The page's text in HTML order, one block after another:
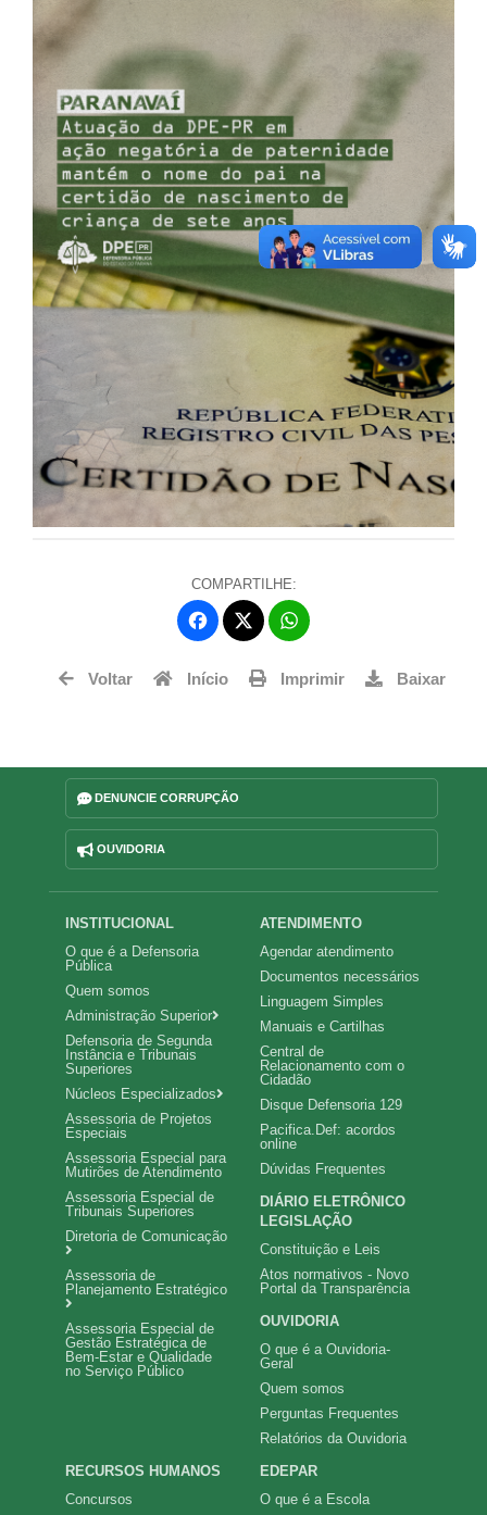
COMPARTILHE:
Facebook
Voltar Início Imprimir Baixar
DENUNCIE CORRUPÇÃO
OUVIDORIA
Navegação
principal
INSTITUCIONAL
O que é a Defensoria
Pública
Quem somos
Administração Superior
Defensoria de Segunda
Instância e Tribunais
Superiores
Núcleos Especializados
Assessoria de Projetos
Especiais
Assessoria Especial para
Mutirões de Atendimento
Assessoria Especial de
Tribunais Superiores
Diretoria de Comunicação
Assessoria de
Planejamento Estratégico
Assessoria Especial de
Gestão Estratégica de
Bem-Estar e Qualidade
no Serviço Público
ATENDIMENTO
Agendar atendimento
Documentos necessários
Linguagem Simples
Manuais e Cartilhas
Central de
Relacionamento com o
Cidadão
Disque Defensoria 129
Pacifica.Def: acordos
online
Dúvidas Frequentes
DIÁRIO ELETRÔNICO
LEGISLAÇÃO
Constituição e Leis
Atos normativos - Novo
Portal da Transparência
OUVIDORIA
O que é a Ouvidoria-
Geral
Quem somos
Perguntas Frequentes
Relatórios da Ouvidoria
RECURSOS HUMANOS
Concursos
EDEPAR
O que é a Escola